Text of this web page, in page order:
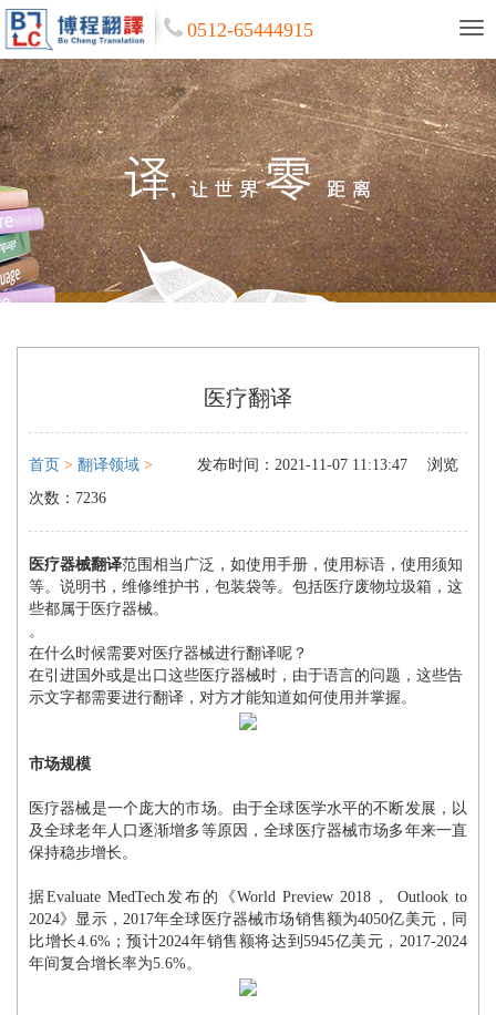
0512-65444915
医疗翻译
首页 > 翻译领域 > 发布时间：2021-11-07 11:13:47
浏览
次数：7236
医疗器械翻译范围相当广泛，如使用手册，使用标语，使用须知
等。说明书，维修维护书，包装袋等。包括医疗废物垃圾箱，这
些都属于医疗器械。
。
在什么时候需要对医疗器械进行翻译呢？
在引进国外或是出口这些医疗器械时，由于语言的问题，这些告
示文字都需要进行翻译，对方才能知道如何使用并掌握。
市场规模
医疗器械是一个庞大的市场。由于全球医学水平的不断发展，以
及全球老年人口逐渐增多等原因，全球医疗器械市场多年来一直
保持稳步增长。
据Evaluate MedTech发布的《World Preview 2018， Outlook to
2024》显示，2017年全球医疗器械市场销售额为4050亿美元，同
比增长4.6%；预计2024年销售额将达到5945亿美元，2017-2024
年间复合增长率为5.6%。